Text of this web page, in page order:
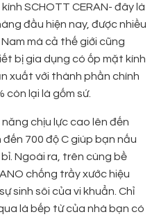
SCHOTT CERAN- đây là
đầu hiện nay, được nhiều
mà cả thế giới cũng
bị gia dụng có ốp mặt kính
xuất với thành phần chính
còn lại là gốm sứ.
chịu lực cao lên đến
700 độ C giúp bạn nấu
Ngoài ra, trên cùng bề
chống trầy xước hiệu
sinh sôi của vi khuẩn. Chỉ
là bếp từ của nhà bạn có